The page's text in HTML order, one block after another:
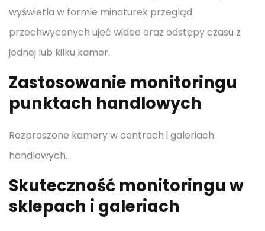
wyświetla w formie minaturek przegląd
przechwyconych ujęć wideo oraz odstępy czasu z
jednej lub kilku kamer.
Zastosowanie monitoringu
punktach handlowych
Rozproszone kamery w centrach i galeriach
handlowych.
Skuteczność monitoringu w
sklepach i galeriach